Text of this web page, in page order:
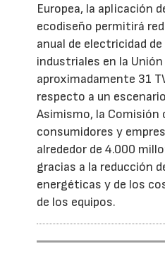
Europea, la aplicación
ecodiseño permitirá
anual de electricidad
industriales en la Unión
aproximadamente 31
respecto a un
Asimismo, la Comisión
consumidores y
alrededor de 4.000
gracias a la reducción
energéticas y de los
de los equipos.